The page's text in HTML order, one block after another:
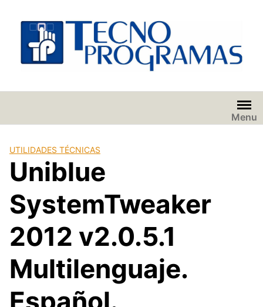
contenido
Menu
UTILIDADES TÉCNICAS
Uniblue
SystemTweaker
2012 v2.0.5.1
Multilenguaje.